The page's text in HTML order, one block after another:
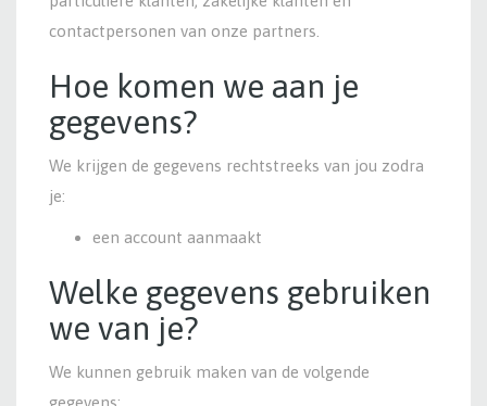
contactpersonen van onze partners.
Hoe komen we aan je
gegevens?
We krijgen de gegevens rechtstreeks van jou zodra
je:
een account aanmaakt
Welke gegevens gebruiken
we van je?
We kunnen gebruik maken van de volgende
gegevens: